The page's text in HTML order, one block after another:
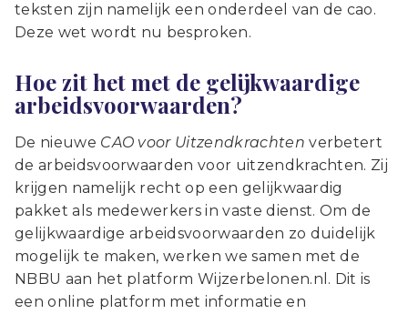
teksten zijn namelijk een onderdeel van de cao.
Deze wet wordt nu besproken.
Hoe zit het met de gelijkwaardige
arbeidsvoorwaarden?
De nieuwe CAO voor Uitzendkrachten verbetert
de arbeidsvoorwaarden voor uitzendkrachten. Zij
krijgen namelijk recht op een gelijkwaardig
pakket als medewerkers in vaste dienst. Om de
gelijkwaardige arbeidsvoorwaarden zo duidelijk
mogelijk te maken, werken we samen met de
NBBU aan het platform Wijzerbelonen.nl. Dit is
een online platform met informatie en